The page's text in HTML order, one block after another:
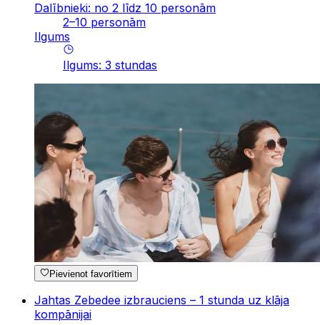
Dalībnieki: no 2 līdz 10 personām
2–10 personām
Ilgums
Ilgums: 3 stundas
Pievienot favorītiem
Jahtas Zebedee izbrauciens – 1 stunda uz klāja
kompānijai